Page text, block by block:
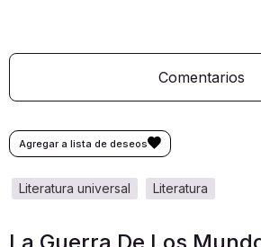
Comentarios
literatura
literatura universal